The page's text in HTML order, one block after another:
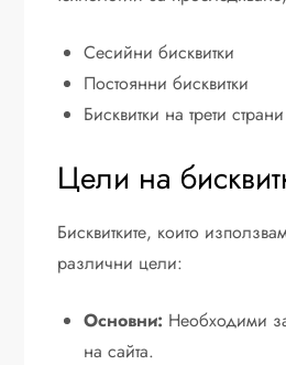
Сесийни бисквитки
Постоянни бисквитки
Бисквитки на трети страни
Цели на
Бисквитките, които
различни цели:
Основни: Необходими
на сайта.